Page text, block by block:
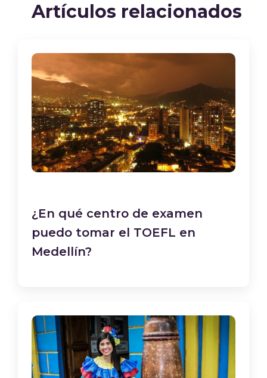
Artículos relacionados
¿En qué centro de examen
puedo tomar el TOEFL en
Medellín?